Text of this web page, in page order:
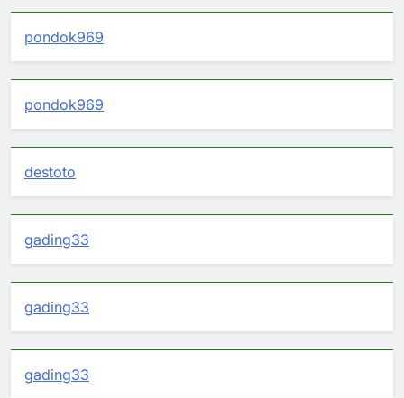
pondok969
pondok969
destoto
gading33
gading33
gading33